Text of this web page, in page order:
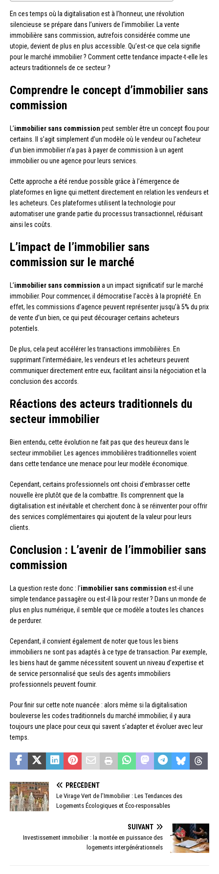
En ces temps où la digitalisation est à l’honneur, une révolution
silencieuse se prépare dans l’univers de l’immobilier. La vente
immobilière sans commission, autrefois considérée comme une
utopie, devient de plus en plus accessible. Qu’est-ce que cela signifie
pour le marché immobilier ? Comment cette tendance impacte-t-elle les
acteurs traditionnels de ce secteur ?
Comprendre le concept d’immobilier sans
commission
L’immobilier sans commission peut sembler être un concept flou pour
certains. Il s’agit simplement d’un modèle où le vendeur ou l’acheteur
d’un bien immobilier n’a pas à payer de commission à un agent
immobilier ou une agence pour leurs services.
Cette approche a été rendue possible grâce à l’émergence de
plateformes en ligne qui mettent directement en relation les vendeurs et
les acheteurs. Ces plateformes utilisent la technologie pour
automatiser une grande partie du processus transactionnel, réduisant
ainsi les coûts.
L’impact de l’immobilier sans
commission sur le marché
L’immobilier sans commission a un impact significatif sur le marché
immobilier. Pour commencer, il démocratise l’accès à la propriété. En
effet, les commissions d’agence peuvent représenter jusqu’à 5% du prix
de vente d’un bien, ce qui peut décourager certains acheteurs
potentiels.
De plus, cela peut accélérer les transactions immobilières. En
supprimant l’intermédiaire, les vendeurs et les acheteurs peuvent
communiquer directement entre eux, facilitant ainsi la négociation et la
conclusion des accords.
Réactions des acteurs traditionnels du
secteur immobilier
Bien entendu, cette évolution ne fait pas que des heureux dans le
secteur immobilier. Les agences immobilières traditionnelles voient
dans cette tendance une menace pour leur modèle économique.
Cependant, certains professionnels ont choisi d’embrasser cette
nouvelle ère plutôt que de la combattre. Ils comprennent que la
digitalisation est inévitable et cherchent donc à se réinventer pour offrir
des services complémentaires qui ajoutent de la valeur pour leurs
clients.
Conclusion : L’avenir de l’immobilier sans
commission
La question reste donc : l’immobilier sans commission est-il une
simple tendance passagère ou est-il là pour rester ? Dans un monde de
plus en plus numérique, il semble que ce modèle a toutes les chances
de perdurer.
Cependant, il convient également de noter que tous les biens
immobiliers ne sont pas adaptés à ce type de transaction. Par exemple,
les biens haut de gamme nécessitent souvent un niveau d’expertise et
de service personnalisé que seuls des agents immobiliers
professionnels peuvent fournir.
Pour finir sur cette note nuancée : alors même si la digitalisation
bouleverse les codes traditionnels du marché immobilier, il y aura
toujours une place pour ceux qui savent s’adapter et évoluer avec leur
temps.
PRÉCÉDENT
Le Virage Vert de l’Immobilier : Les Tendances des
Logements Écologiques et Éco-responsables
SUIVANT
Investissement immobilier : la montée en puissance des
logements intergénérationnels